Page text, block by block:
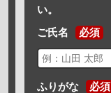
い。
ご氏名 必須
ふりがな 必須